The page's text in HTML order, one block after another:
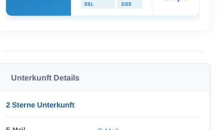
Unterkunft Details
2 Sterne Unterkunft